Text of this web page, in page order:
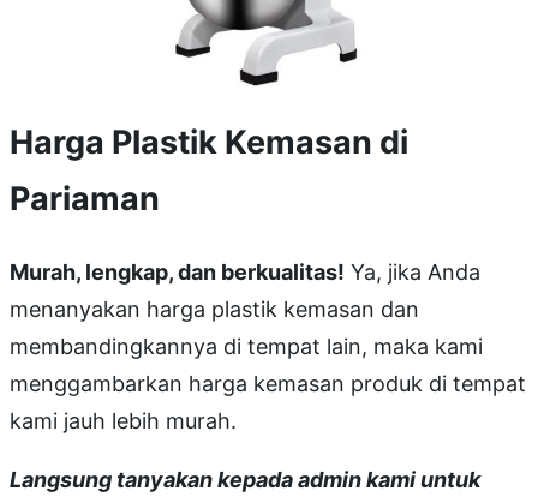
Harga Plastik Kemasan di
Pariaman
Murah, lengkap, dan berkualitas! Ya, jika Anda
menanyakan harga plastik kemasan dan
membandingkannya di tempat lain, maka kami
menggambarkan harga kemasan produk di tempat
kami jauh lebih murah.
Langsung tanyakan kepada admin kami untuk